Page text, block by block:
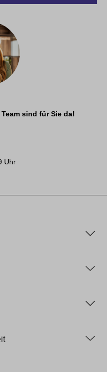
sind für Sie da!
Uhr